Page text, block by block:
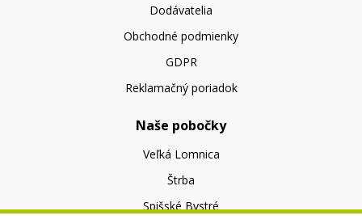
Dodávatelia
Obchodné podmienky
GDPR
Reklamačný poriadok
Naše pobočky
Veľká Lomnica
Štrba
Spišské Bystré